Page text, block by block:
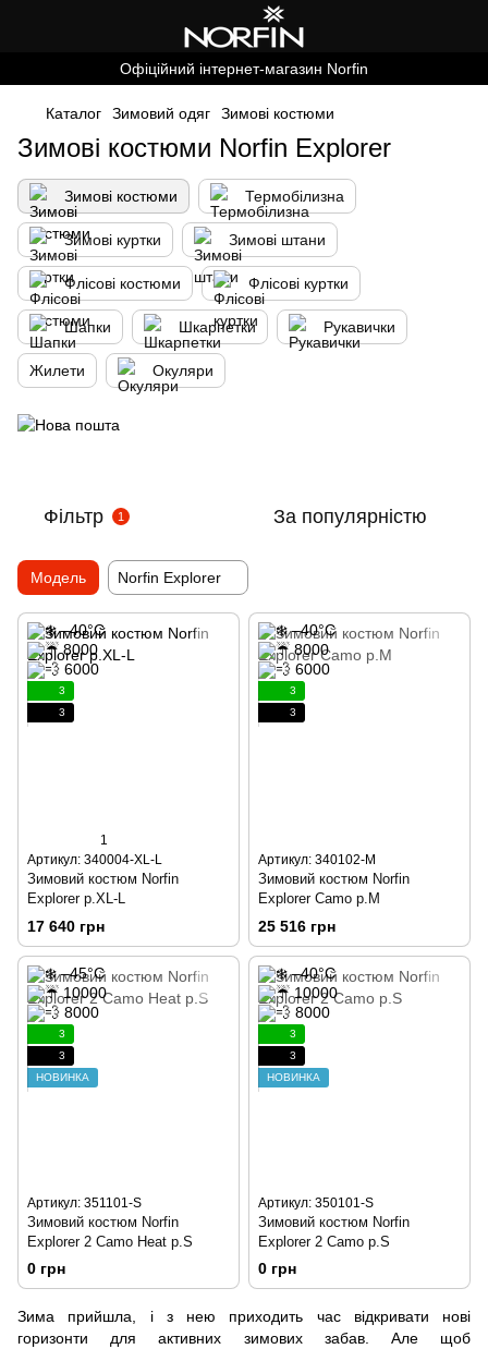
Офіційний інтернет-магазин Norfin
Каталог Зимовий одяг Зимові костюми
Зимові костюми Norfin Explorer
Зимові костюми Термобілизна
Зимові куртки Зимові штани
Флісові костюми Флісові куртки
Шапки Шкарпетки Рукавички
Жилети Окуляри
Фільтр 1 За популярністю
Модель Norfin Explorer
3
3
1
Артикул: 340004-XL-L
Зимовий костюм Norfin
Explorer р.XL-L
17 640 грн
3
3
Артикул: 340102-M
Зимовий костюм Norfin
Explorer Camo р.М
25 516 грн
3
3
НОВИНКА
Артикул: 351101-S
Зимовий костюм Norfin
Explorer 2 Camo Heat р.S
0 грн
3
3
НОВИНКА
Артикул: 350101-S
Зимовий костюм Norfin
Explorer 2 Camo р.S
0 грн
Зима прийшла, і з нею приходить час відкривати нові
горизонти для активних зимових забав. Але щоб